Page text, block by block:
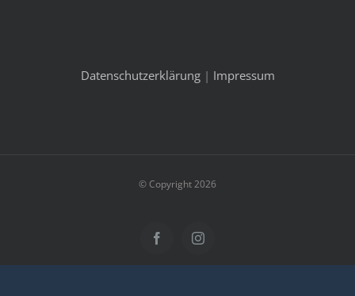
Datenschutzerklärung| Impressum
© Copyright 2026
FacebookInstagram